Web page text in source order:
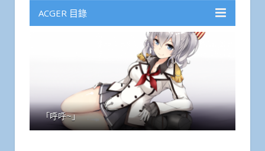
ACGER 目錄
「呼呼~」